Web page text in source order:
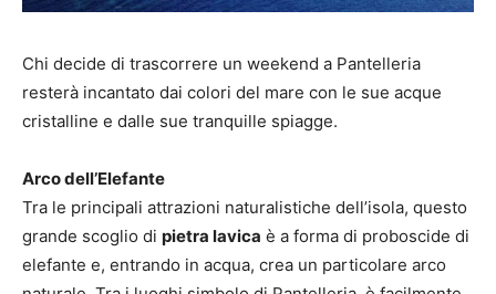
Chi decide di trascorrere un weekend a Pantelleria
resterà incantato dai colori del mare con le sue acque
cristalline e dalle sue tranquille spiagge.
Arco dell’Elefante
Tra le principali attrazioni naturalistiche dell’isola, questo
grande scoglio di pietra lavica è a forma di proboscide di
elefante e, entrando in acqua, crea un particolare arco